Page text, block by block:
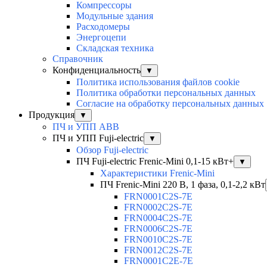
Компрессоры
Модульные здания
Расходомеры
Энергоцепи
Складская техника
Справочник
Конфиденциальность
▼
Политика использования файлов cookie
Политика обработки персональных данных
Согласие на обработку персональных данных
Продукция
▼
ПЧ и УПП ABB
ПЧ и УПП Fuji-electric
▼
Обзор Fuji-electric
ПЧ Fuji-electric Frenic-Mini 0,1-15 кВт+
▼
Характеристики Frenic-Mini
ПЧ Frenic-Mini 220 В, 1 фаза, 0,1-2,2 кВт
FRN0001C2S-7E
FRN0002C2S-7E
FRN0004C2S-7E
FRN0006C2S-7E
FRN0010C2S-7E
FRN0012C2S-7E
FRN0001C2E-7E